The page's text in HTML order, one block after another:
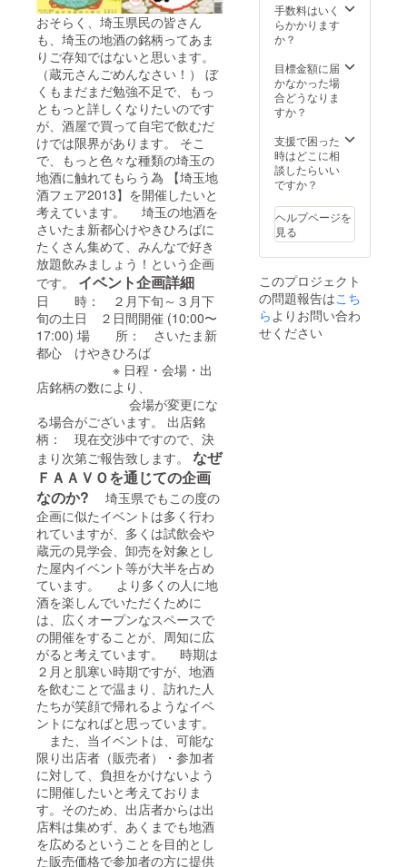
おそらく、埼玉県民の皆さん
も、埼玉の地酒の銘柄ってあま
りご存知ではないと思います。
（蔵元さんごめんなさい！） ぼ
くもまだまだ勉強不足で、もっ
ともっと詳しくなりたいのです
が、酒屋で買って自宅で飲むだ
けでは限界があります。 そこ
で、もっと色々な種類の埼玉の
地酒に触れてもらう為 【埼玉地
酒フェア2013】を開催したいと
考えています。 埼玉の地酒を
さいたま新都心けやきひろばに
たくさん集めて、みんなで好き
放題飲みましょう！という企画
です。 イベント企画詳細
日 時： ２月下旬～３月下
旬の土日 ２日間開催 (10:00〜
17:00) 場 所： さいたま新
都心 けやきひろば
※ 日程・会場・出
店銘柄の数により、
会場が変更にな
る場合がございます。 出店銘
柄： 現在交渉中ですので、決
まり次第ご報告致します。 なぜ
ＦＡＡＶＯを通じての企画
なのか? 埼玉県でもこの度の
企画に似たイベントは多く行わ
れていますが、多くは試飲会や
蔵元の見学会、卸売を対象とし
た屋内イベント等が大半を占め
ています。 より多くの人に地
酒を楽しんでいただくために
は、広くオープンなスペースで
の開催をすることが、周知に広
がると考えています。 時期は
２月と肌寒い時期ですが、地酒
を飲むことで温まり、訪れた人
たちが笑顔で帰れるようなイベ
ントになればと思っています。
また、当イベントは、可能な
限り出店者（販売者）・参加者
に対して、負担をかけないよう
に開催したいと考えておりま
す。そのため、出店者からは出
店料は集めず、あくまでも地酒
を広めるということを目的とし
た販売価格で参加者の方に提供
手数料はいく
らかかります
か？
目標金額に届
かなかった場
合どうなりま
すか？
支援で困った
時はどこに相
談したらいい
ですか？
ヘルプページを
見る
このプロジェクト
の問題報告はこち
ら よりお問い合わ
せください